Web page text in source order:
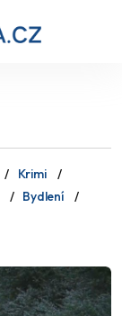
Krimi
Bydlení